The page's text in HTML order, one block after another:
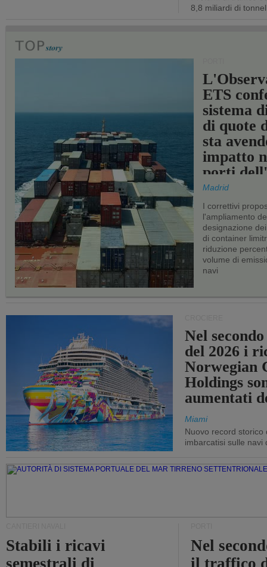
8,8 miliardi di
ETS
sistema
di quote
sta
impatto
porti
Madrid
I correttivi
l'ampliamento
designazione
di container
riduzione
volume di
navi
Nel
del 2026 i
Norwegian
Holdings
aumentati
Miami
Nuovo record storico
imbarcatisi sulle navi
Stabili i ricavi
semestrali di
Nel
il traffico